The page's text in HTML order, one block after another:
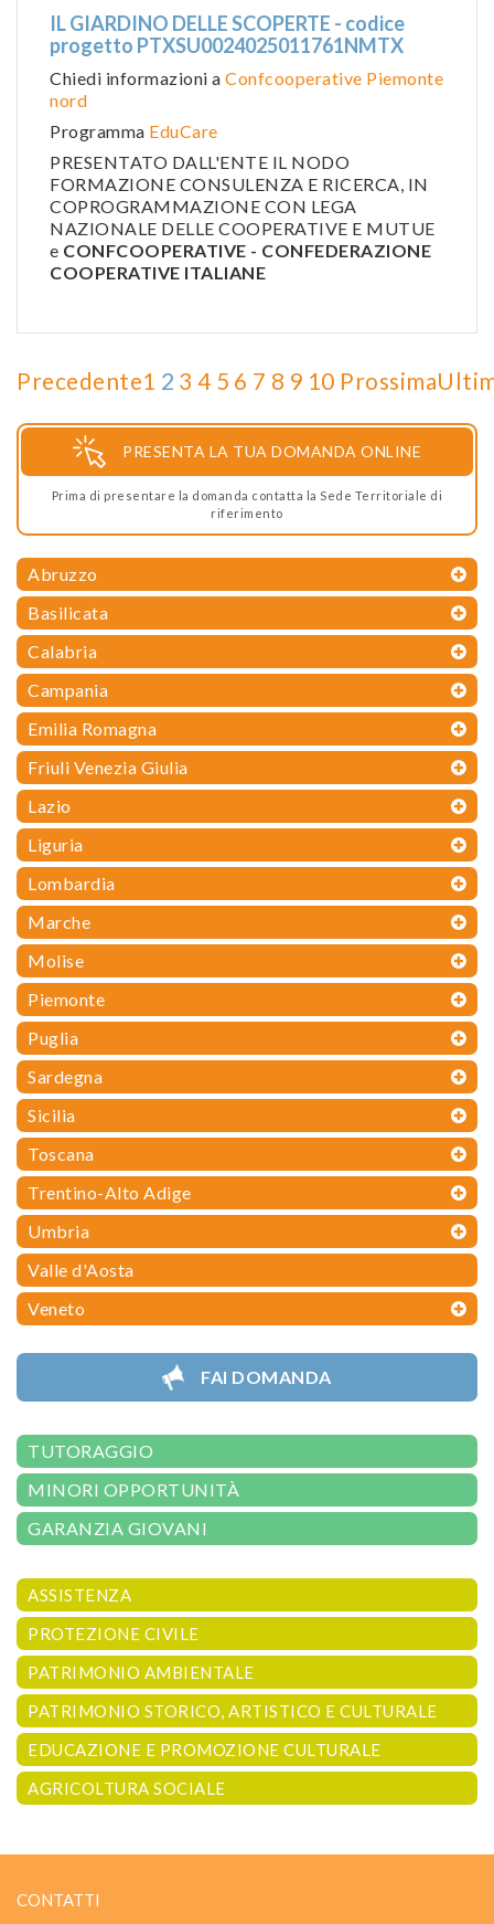
IL GIARDINO DELLE SCOPERTE - codice
progetto PTXSU0024025011761NMTX
Chiedi informazioni a Confcooperative Piemonte
nord
Programma EduCare
PRESENTATO DALL'ENTE IL NODO
FORMAZIONE CONSULENZA E RICERCA, IN
COPROGRAMMAZIONE CON LEGA
NAZIONALE DELLE COOPERATIVE E MUTUE
e CONFCOOPERATIVE - CONFEDERAZIONE
COOPERATIVE ITALIANE
Precedente1 2 3 4 5 6 7 8 9 10 Prossima
PRESENTA LA TUA DOMANDA ONLINE
Prima di presentare la domanda contatta la Sede Territoriale di
riferimento
Abruzzo
Basilicata
Calabria
Campania
Emilia Romagna
Friuli Venezia Giulia
Lazio
Liguria
Lombardia
Marche
Molise
Piemonte
Puglia
Sardegna
Sicilia
Toscana
Trentino-Alto Adige
Umbria
Valle d'Aosta
Veneto
FAI DOMANDA
TUTORAGGIO
MINORI OPPORTUNITÀ
GARANZIA GIOVANI
ASSISTENZA
PROTEZIONE CIVILE
PATRIMONIO AMBIENTALE
PATRIMONIO STORICO, ARTISTICO E CULTURALE
EDUCAZIONE E PROMOZIONE CULTURALE
AGRICOLTURA SOCIALE
CONTATTI